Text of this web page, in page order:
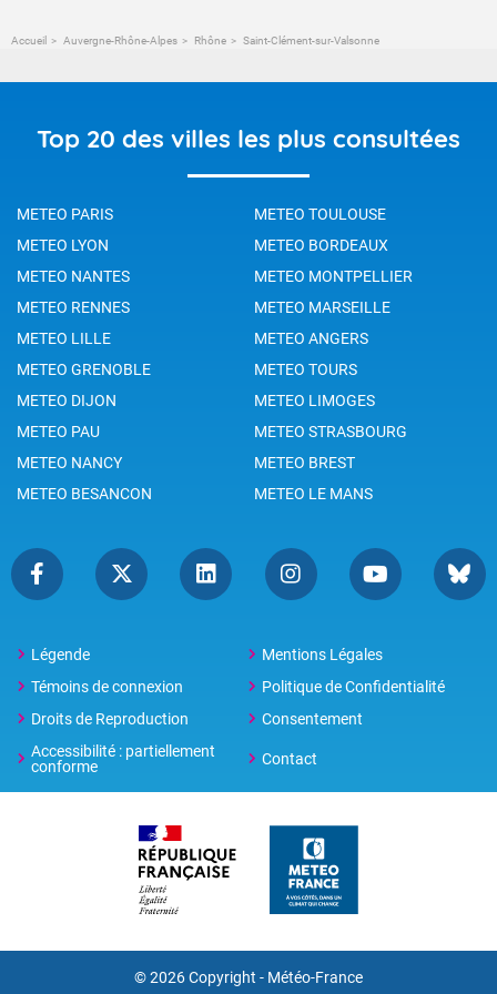
Accueil Auvergne-Rhône-Alpes Rhône Saint-Clément-sur-Valsonne
Top 20 des villes les plus consultées
METEO PARIS
METEO TOULOUSE
METEO LYON
METEO BORDEAUX
METEO NANTES
METEO MONTPELLIER
METEO RENNES
METEO MARSEILLE
METEO LILLE
METEO ANGERS
METEO GRENOBLE
METEO TOURS
METEO DIJON
METEO LIMOGES
METEO PAU
METEO STRASBOURG
METEO NANCY
METEO BREST
METEO BESANCON
METEO LE MANS
Légende
Mentions Légales
Témoins de connexion
Politique de Confidentialité
Droits de Reproduction
Consentement
Accessibilité : partiellement
conforme
Contact
© 2026 Copyright - Météo-France